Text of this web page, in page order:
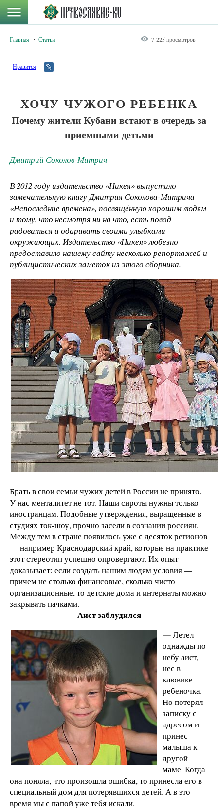
Главная Статьи 7 225 просмотров
Нравится
ХОЧУ ЧУЖОГО РЕБЕНКА
Почему жители Кубани встают в очередь за
приемными детьми
Дмитрий Соколов-Митрич
В 2012 году издательство «Никея» выпустило
замечательную книгу Дмитрия Соколова-Митрича
«Непоследние времена», посвящённую хорошим людям
и тому, что несмотря ни на что, есть повод
радоваться и одаривать своими улыбками
окружающих. Издательство «Никея» любезно
предоставило нашему сайту несколько репортажей и
публицистических заметок из этого сборника.
Брать в свои семьи чужих детей в России не принято.
У нас менталитет не тот. Наши сироты нужны только
иностранцам. Подобные утверждения, выращенные в
студиях ток-шоу, прочно засели в сознании россиян.
Между тем в стране появилось уже с десяток регионов
— например Краснодарский край, которые на практике
этот стереотип успешно опровергают. Их опыт
доказывает: если создать нашим людям условия —
причем не столько финансовые, сколько чисто
организационные, то детские дома и интернаты можно
закрывать пачками.
Аист заблудился
—Летел
однажды по
небу аист,
нес в
клювике
ребеночка.
Но потерял
записку с
адресом и
принес
малыша к
другой
маме. Когда
она поняла, что произошла ошибка, то принесла его в
специальный дом для потерявшихся детей. А в это
время мы с папой уже тебя искали.